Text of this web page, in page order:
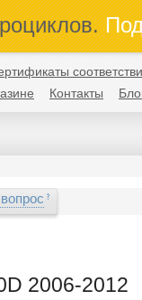
Контакты
2006-2012